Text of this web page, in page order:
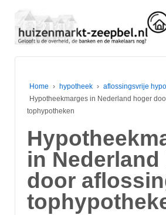
Home › hypotheek › aflossingsvrije
Hypotheekmarges in Nederland hoger
tophypotheken
in
door